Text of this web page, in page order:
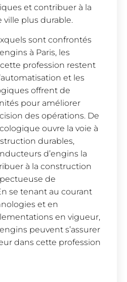
et contribuer à la
ville plus durable.
sont confrontés
à Paris, les
profession restent
et les
offrent de
pour améliorer
des opérations. De
ouvre la voie à
durables,
d’engins la
à la construction
de
se tenant au courant
et en
en vigueur,
peuvent s’assurer
dans cette profession